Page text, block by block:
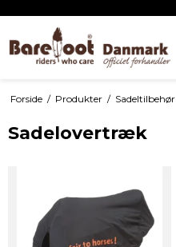
Forside / Produkter / Sadeltilbehør
Sadelovertræk